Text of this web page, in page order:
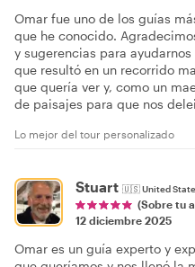
Omar fue uno de los guías
que he conocido.
y sugerencias para
que resultó en un recorrido
que quería ver y, como un
de paisajes para que nos
Lo mejor del tour personalizado
Stuart 🇺🇸United
(Sobre tu
12 diciembre 2025
Omar es un guía experto y